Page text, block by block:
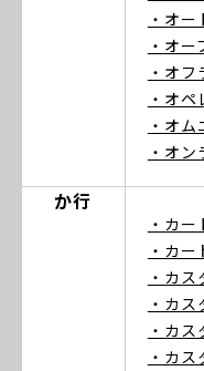
・オ
・オ
・オ
・オ
・オ
・オ
か行
・カ
・カ
・カ
・カ
・カ
・カ